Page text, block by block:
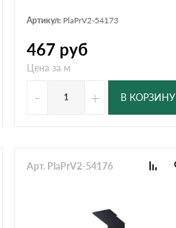
Артикул: PlaPrV2-54173
467 руб
Цена за м
- + В КОРЗИНУ
Арт. PlaPrV2-54176